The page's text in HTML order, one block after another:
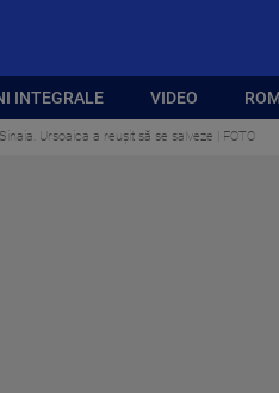
INTEGRALE VIDEO
Ursoaica a reușit să se salveze | FOTO